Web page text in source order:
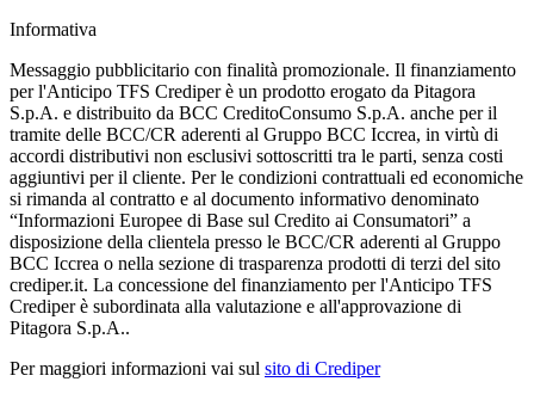
Informativa
Messaggio pubblicitario con finalità promozionale. Il finanziamento
per l'Anticipo TFS Crediper è un prodotto erogato da Pitagora
S.p.A. e distribuito da BCC CreditoConsumo S.p.A. anche per il
tramite delle BCC/CR aderenti al Gruppo BCC Iccrea, in virtù di
accordi distributivi non esclusivi sottoscritti tra le parti, senza costi
aggiuntivi per il cliente. Per le condizioni contrattuali ed economiche
si rimanda al contratto e al documento informativo denominato
“Informazioni Europee di Base sul Credito ai Consumatori” a
disposizione della clientela presso le BCC/CR aderenti al Gruppo
BCC Iccrea o nella sezione di trasparenza prodotti di terzi del sito
crediper.it. La concessione del finanziamento per l'Anticipo TFS
Crediper è subordinata alla valutazione e all'approvazione di
Pitagora S.p.A..
Per maggiori informazioni vai sul sito di Crediper